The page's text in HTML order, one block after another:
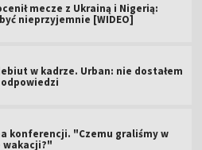
mecze z Ukrainą i Nigerią:
nieprzyjemnie [WIDEO]
w kadrze. Urban: nie dostałem
konferencji. "Czemu graliśmy w
wakacji?"